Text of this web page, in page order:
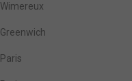
Wimereux
Greenwich
Paris